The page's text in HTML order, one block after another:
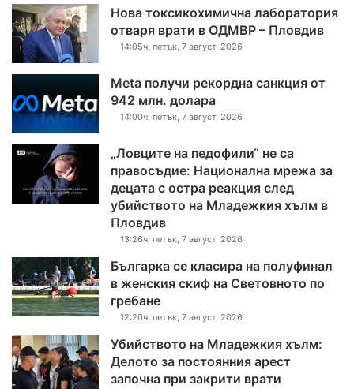
Нова токсикохимична лаборатория
отваря врати в ОДМВР – Пловдив
14:05ч, петък, 7 август, 2026
Meta получи рекордна санкция от
942 млн. долара
14:00ч, петък, 7 август, 2026
„Ловците на педофили“ не са
правосъдие: Национална мрежа за
децата с остра реакция след
убийството на Младежкия хълм в
Пловдив
13:26ч, петък, 7 август, 2026
Българка се класира на полуфинал
в женския скиф на Световното по
гребане
12:20ч, петък, 7 август, 2026
Убийството на Младежкия хълм:
Делото за постоянния арест
започна при закрити врати